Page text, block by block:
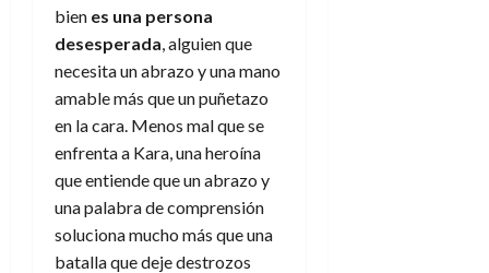
bien es una persona
desesperada , alguien que
necesita un abrazo y una mano
amable más que un puñetazo
en la cara. Menos mal que se
enfrenta a Kara, una heroína
que entiende que un abrazo y
una palabra de comprensión
soluciona mucho más que una
batalla que deje destrozos